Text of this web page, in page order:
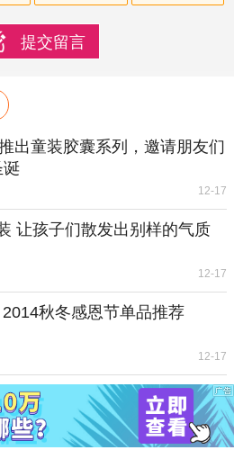
出童装胶囊系列，邀请朋友们
诞
12-17
让孩子们散发出别样的气质
12-17
秋冬感恩节单品推荐
12-17